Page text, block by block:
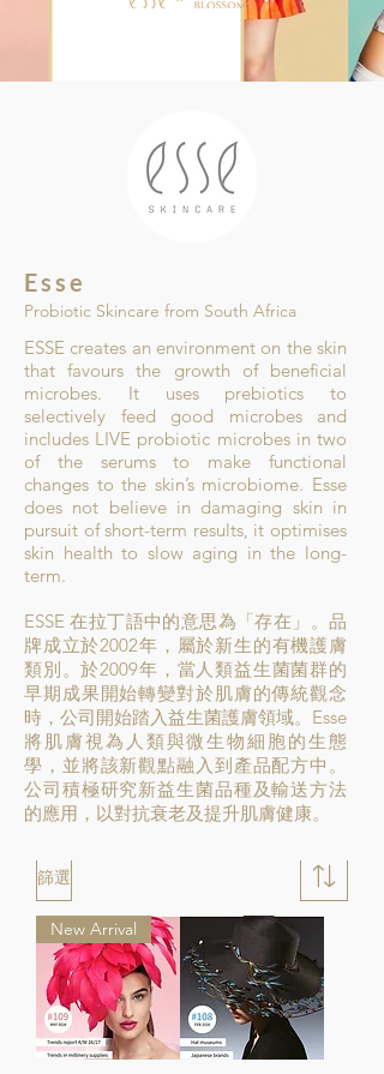
篩選
New Arrival
Esse
Probiotic Skincare from South Africa
ESSE creates an environment on the skin
that favours the growth of beneficial
microbes. It uses prebiotics to
selectively feed good microbes and
includes LIVE probiotic microbes in two
of the serums to make functional
changes to the skin’s microbiome. Esse
does not believe in damaging skin in
pursuit of short-term results, it optimises
skin health to slow aging in the long-
term.
ESSE 在拉丁語中的意思為「存在」。品
牌成立於2002年，屬於新生的有機護膚
類別。於2009年，當人類益生菌菌群的
早期成果開始轉變對於肌膚的傳統觀念
時，公司開始踏入益生菌護膚領域。Esse
將肌膚視為人類與微生物細胞的生態
學，並將該新觀點融入到產品配方中。
公司積極研究新益生菌品種及輸送方法
的應用，以對抗衰老及提升肌膚健康。